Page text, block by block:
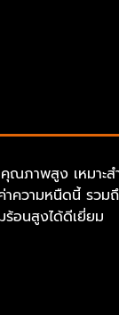
ภาพสูง เหมาะส
าความหนืดนี้ รวม
อนสูงได้ดีเยี่ยม